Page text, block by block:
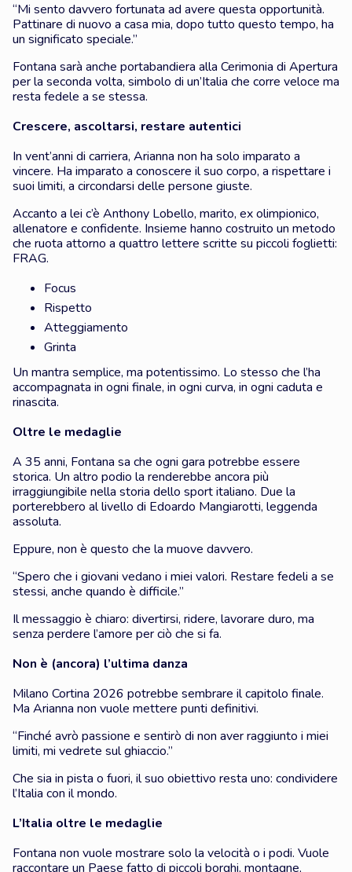
“Mi sento davvero fortunata ad avere questa opportunità.
Pattinare di nuovo a casa mia, dopo tutto questo tempo, ha
un significato speciale.”
Fontana sarà anche portabandiera alla Cerimonia di Apertura
per la seconda volta, simbolo di un’Italia che corre veloce ma
resta fedele a se stessa.
Crescere, ascoltarsi, restare autentici
In vent’anni di carriera, Arianna non ha solo imparato a
vincere. Ha imparato a conoscere il suo corpo, a rispettare i
suoi limiti, a circondarsi delle persone giuste.
Accanto a lei c’è Anthony Lobello, marito, ex olimpionico,
allenatore e confidente. Insieme hanno costruito un metodo
che ruota attorno a quattro lettere scritte su piccoli foglietti:
FRAG.
Focus
Rispetto
Atteggiamento
Grinta
Un mantra semplice, ma potentissimo. Lo stesso che l’ha
accompagnata in ogni finale, in ogni curva, in ogni caduta e
rinascita.
Oltre le medaglie
A 35 anni, Fontana sa che ogni gara potrebbe essere
storica. Un altro podio la renderebbe ancora più
irraggiungibile nella storia dello sport italiano. Due la
porterebbero al livello di Edoardo Mangiarotti, leggenda
assoluta.
Eppure, non è questo che la muove davvero.
“Spero che i giovani vedano i miei valori. Restare fedeli a se
stessi, anche quando è difficile.”
Il messaggio è chiaro: divertirsi, ridere, lavorare duro, ma
senza perdere l’amore per ciò che si fa.
Non è (ancora) l’ultima danza
Milano Cortina 2026 potrebbe sembrare il capitolo finale.
Ma Arianna non vuole mettere punti definitivi.
“Finché avrò passione e sentirò di non aver raggiunto i miei
limiti, mi vedrete sul ghiaccio.”
Che sia in pista o fuori, il suo obiettivo resta uno: condividere
l’Italia con il mondo.
L’Italia oltre le medaglie
Fontana non vuole mostrare solo la velocità o i podi. Vuole
raccontare un Paese fatto di piccoli borghi, montagne,